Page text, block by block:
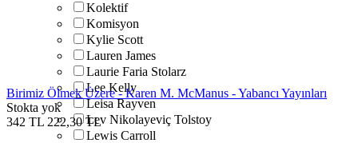
Kolektif
Komisyon
Kylie Scott
Lauren James
Laurie Faria Stolarz
Lee Kelly
Leisa Rayven
Lev Nikolayeviç Tolstoy
Lewis Carroll
Birimiz Ölmek Üzere - Karen M. McManus - Yabancı Yayınları
Stokta yok
342 TL 222,30 TL